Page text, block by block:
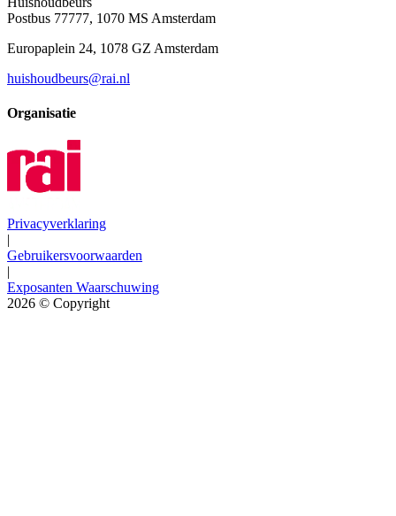
Postbus 77777, 1070 MS Amsterdam
Europaplein 24, 1078 GZ Amsterdam
huishoudbeurs@rai.nl
Organisatie
Privacyverklaring
|
Gebruikersvoorwaarden
|
Exposanten Waarschuwing
2026 © Copyright